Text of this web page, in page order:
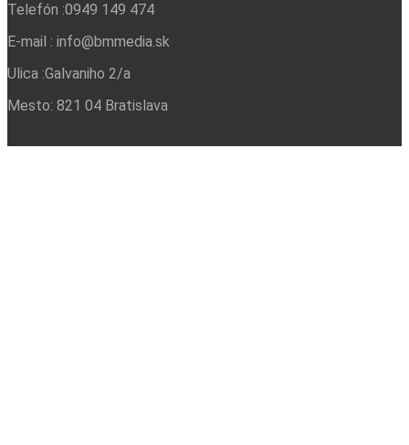
Telefón :0949 149 474
E-mail : info@bmmedia.sk
Ulica :Galvaniho 2/a
Mesto: 821 04 Bratislava